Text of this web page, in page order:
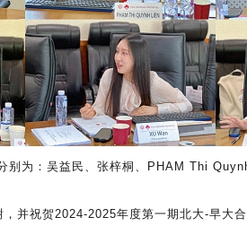
别为：吴益民、张梓桐、PHAM Thi
并祝贺2024-2025年度第一期北大-早大合